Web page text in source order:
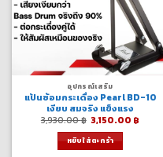
อุปกรณ์เสริม
แป้นซ้อมกระเดื่อง Pearl BD-10
เงียบ สมจริง แข็งแรง
3,930.00฿ Original
price
was:
3,930.00 ฿.
3,150.00 ฿
หยิบใส่ตะกร้า